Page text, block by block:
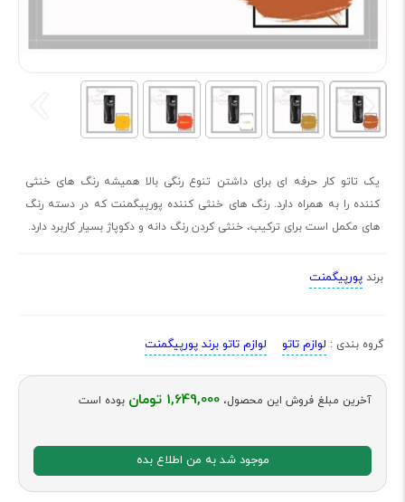
یک تاتو کار حرفه ای برای داشتن تنوع رنگی بالا همیشه رنگ های خنثی
کننده را به همراه دارد. رنگ های خنثی کننده پورپیگمنت که در دسته رنگ
های مکمل است برای ترکیب، خنثی کردن رنگ دانه و دکوپاژ بسیار کاربرد دارد.
برند پورپیگمنت
گروه بندی : لوازم تاتو لوازم تاتو برند پورپیگمنت
آخرین مبلغ فروش این محصول، 1,649,000 تومان بوده است
موجود شد به من اطلاع بده